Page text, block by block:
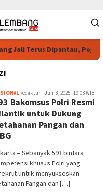
Jali Terus Dipantau, Pojok
Redaktur Juni 8, 2025 - 19:03 WIB
Bakomsus Polri Resmi
untuk Dukung
Pangan dan
– Sebanyak 593 bintara
khusus Polri yang
untuk menyukseskan
Pangan dan […]